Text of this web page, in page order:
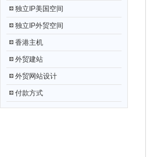
独立IP美国空间
独立IP外贸空间
香港主机
外贸建站
外贸网站设计
付款方式